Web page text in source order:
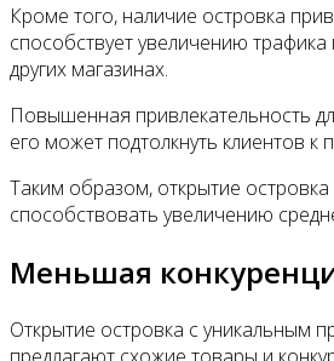
Кроме того, наличие островка
способствует увеличению трафика
других магазинах.
Повышенная привлекательность
его может подтолкнуть клиентов
Таким образом, открытие
способствовать увеличению
Меньшая
Открытие островка с уникальным